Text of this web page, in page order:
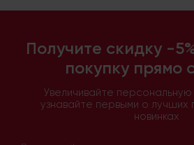
Получите скидку -
покупку прямо
Увеличивайте персональную
узнавайте первыми о лучших
новинках